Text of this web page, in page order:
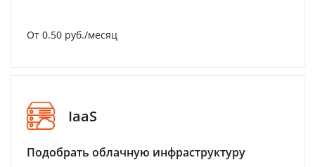
От 0.50 руб./месяц
IaaS
Подобрать облачную инфраструктуру